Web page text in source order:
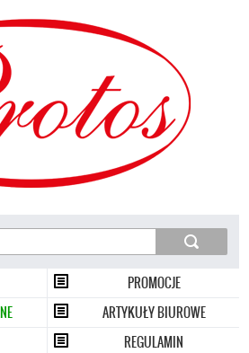
szukaj
PROMOCJE
ARTYKUŁY BIUROWE
REGULAMIN